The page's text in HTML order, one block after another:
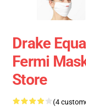
Drake
Fermi
Store
(4